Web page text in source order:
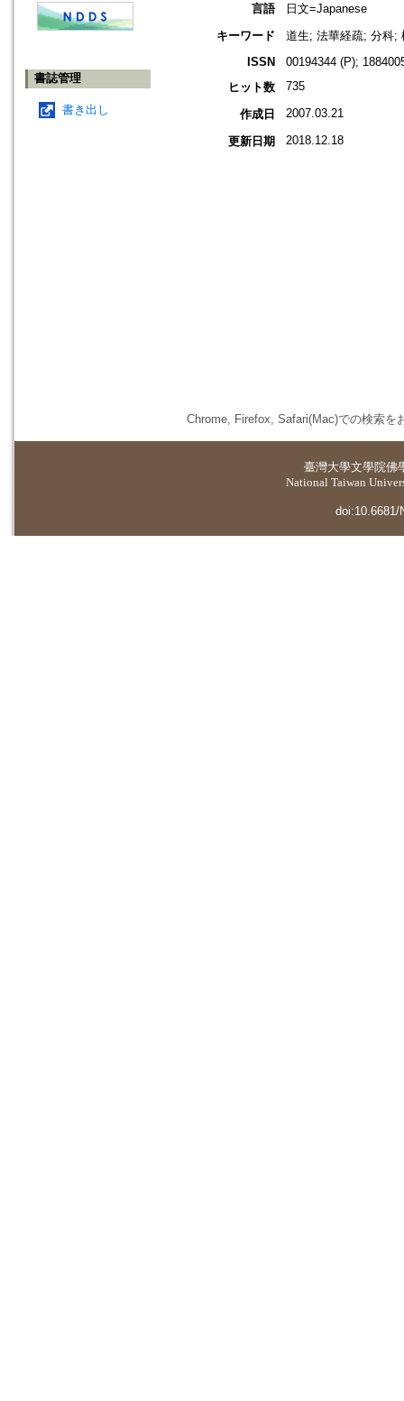
書誌管理
書き出し
言語
日文=Japanese
キーワード
道生; 法華経疏; 分科;
ISSN
00194344 (P);
ヒット数
735
作成日 2007.03.21
更新日期 2018.12.18
Chrome, Firefox, Safari(Mac)での検索を
臺灣大學文學院佛
National Taiwan
doi:10.6681/